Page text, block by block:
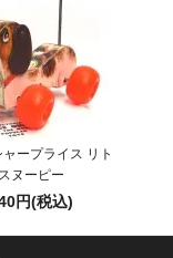
ープライス リト
ヌーピー
円(税込)